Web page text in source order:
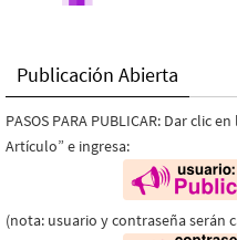
Publicación Abierta
PASOS PARA PUBLICAR: Dar clic
Artículo” e ingresa:
(nota: usuario y contraseña serán